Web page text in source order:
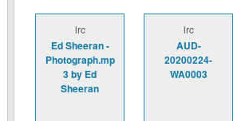
lrc
Ed Sheeran -
Photograph.mp
3 by Ed
Sheeran
lrc
AUD-
20200224-
WA0003